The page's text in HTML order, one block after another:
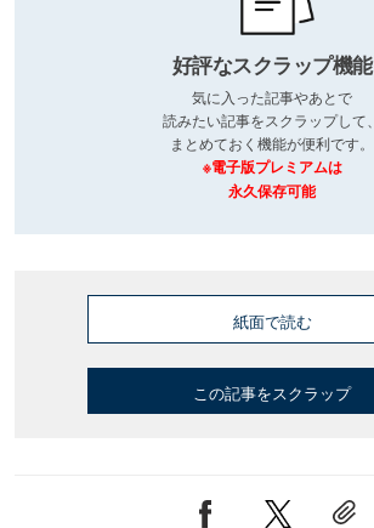
好評なスクラップ機能
気に入った記事やあとで
読みたい記事をスクラップして、
まとめておく機能が便利です。
※電子版プレミアムは
永久保存可能
紙面で読む
この記事をスクラップ